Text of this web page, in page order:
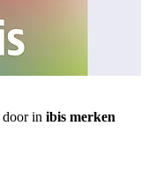
door in ibis merken